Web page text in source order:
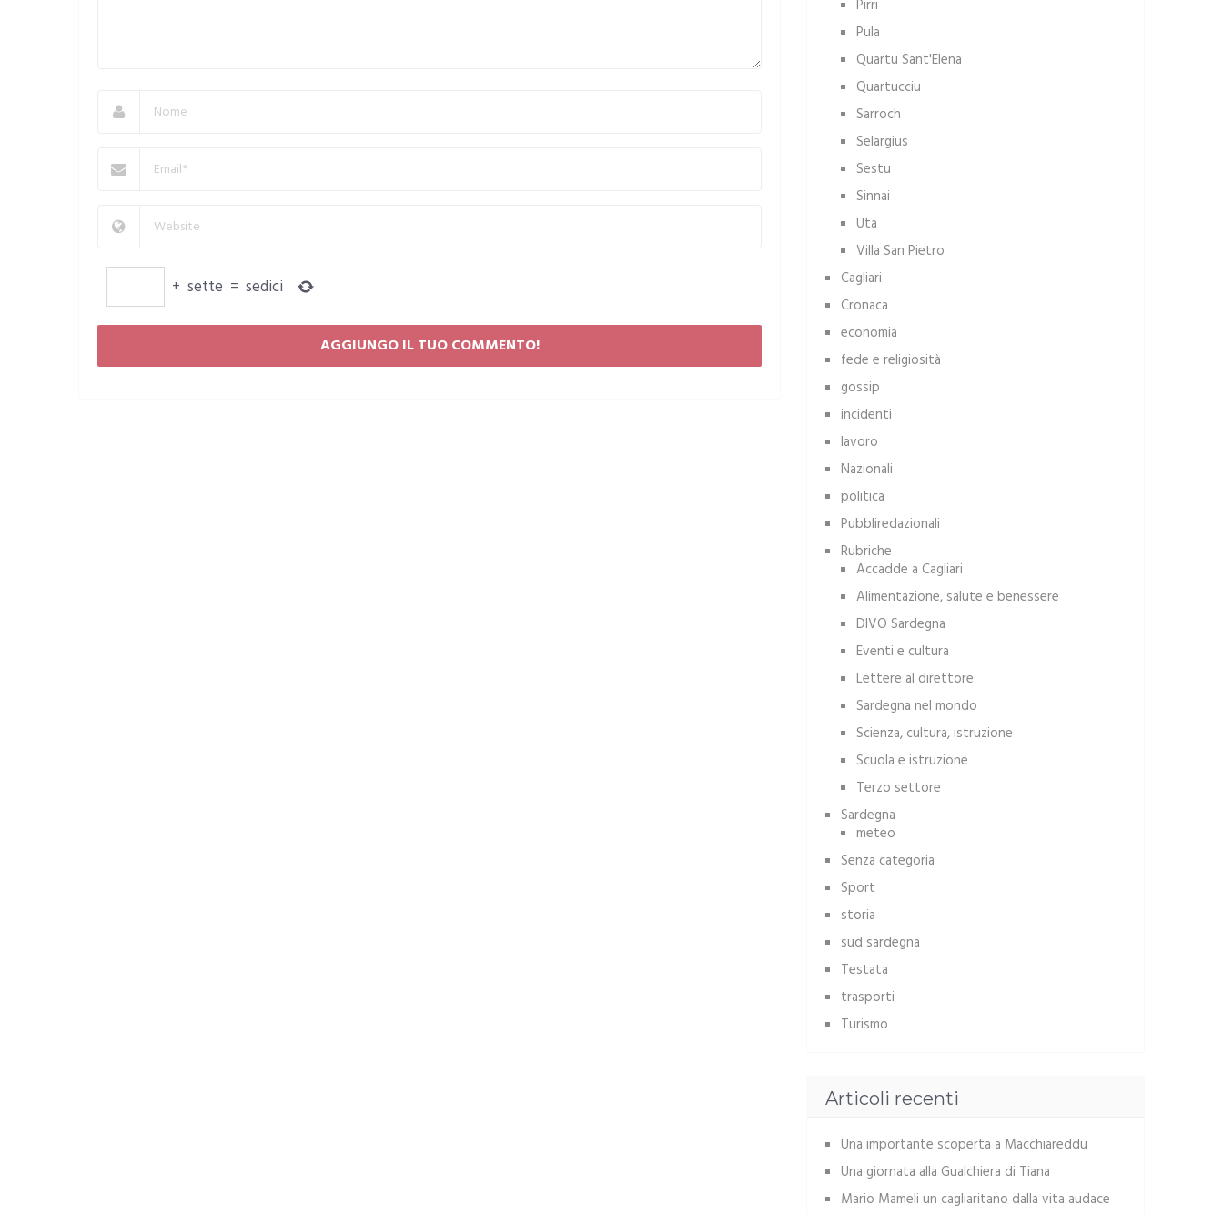
+ sette = sedici
Pirri
Pula
Quartu Sant'Elena
Quartucciu
Sarroch
Selargius
Sestu
Sinnai
Uta
Villa San Pietro
Cagliari
Cronaca
economia
fede e religiosità
gossip
incidenti
lavoro
Nazionali
politica
Pubbliredazionali
Rubriche
Accadde a Cagliari
Alimentazione, salute e benessere
DIVO Sardegna
Eventi e cultura
Lettere al direttore
Sardegna nel mondo
Scienza, cultura, istruzione
Scuola e istruzione
Terzo settore
Sardegna
meteo
Senza categoria
Sport
storia
sud sardegna
Testata
trasporti
Turismo
Articoli recenti
Una importante scoperta a Macchiareddu
Una giornata alla Gualchiera di Tiana
Mario Mameli un cagliaritano dalla vita audace